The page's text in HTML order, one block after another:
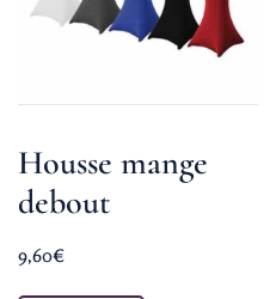
Housse mange
debout
9,60€